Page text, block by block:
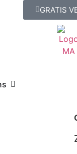
GRATIS